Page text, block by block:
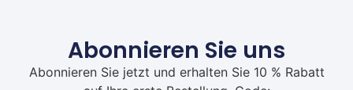
Abonnieren Sie uns
Abonnieren Sie jetzt und erhalten Sie 10 % Rabatt